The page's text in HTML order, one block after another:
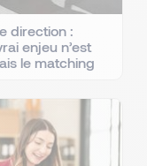
direction :
enjeu n’est
le matching